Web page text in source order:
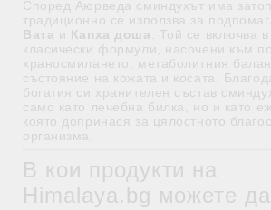
Според Аюрведа сминдухът има
традиционно се използва за
Вата и Капха доша . Той се включва
класически формули, насочени към
храносмилането, метаболитния
състояние на кожата и косата.
богатия си хранителен състав
само като лечебна билка, но и като
която допринася за цялостното
организма.
В кои продукти на
Himalaya.bg можете да